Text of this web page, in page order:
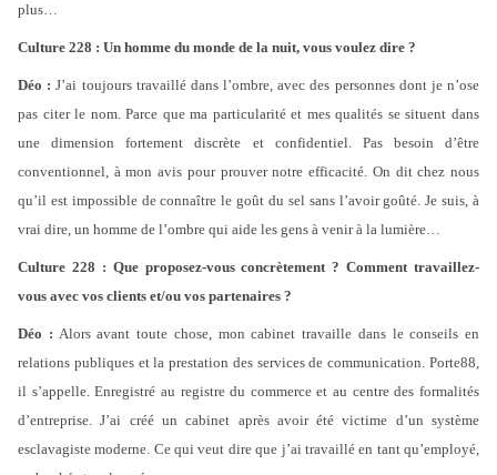
plus…
Culture 228 : Un homme du monde de la nuit, vous voulez dire ?
Déo : J’ai toujours travaillé dans l’ombre, avec des personnes dont je n’ose
pas citer le nom. Parce que ma particularité et mes qualités se situent dans
une dimension fortement discrète et confidentiel. Pas besoin d’être
conventionnel, à mon avis pour prouver notre efficacité. On dit chez nous
qu’il est impossible de connaître le goût du sel sans l’avoir goûté. Je suis, à
vrai dire, un homme de l’ombre qui aide les gens à venir à la lumière…
Culture 228 : Que proposez-vous concrètement ? Comment travaillez-
vous avec vos clients et/ou vos partenaires ?
Déo : Alors avant toute chose, mon cabinet travaille dans le conseils en
relations publiques et la prestation des services de communication. Porte88,
il s’appelle. Enregistré au registre du commerce et au centre des formalités
d’entreprise. J’ai créé un cabinet après avoir été victime d’un système
esclavagiste moderne. Ce qui veut dire que j’ai travaillé en tant qu’employé,